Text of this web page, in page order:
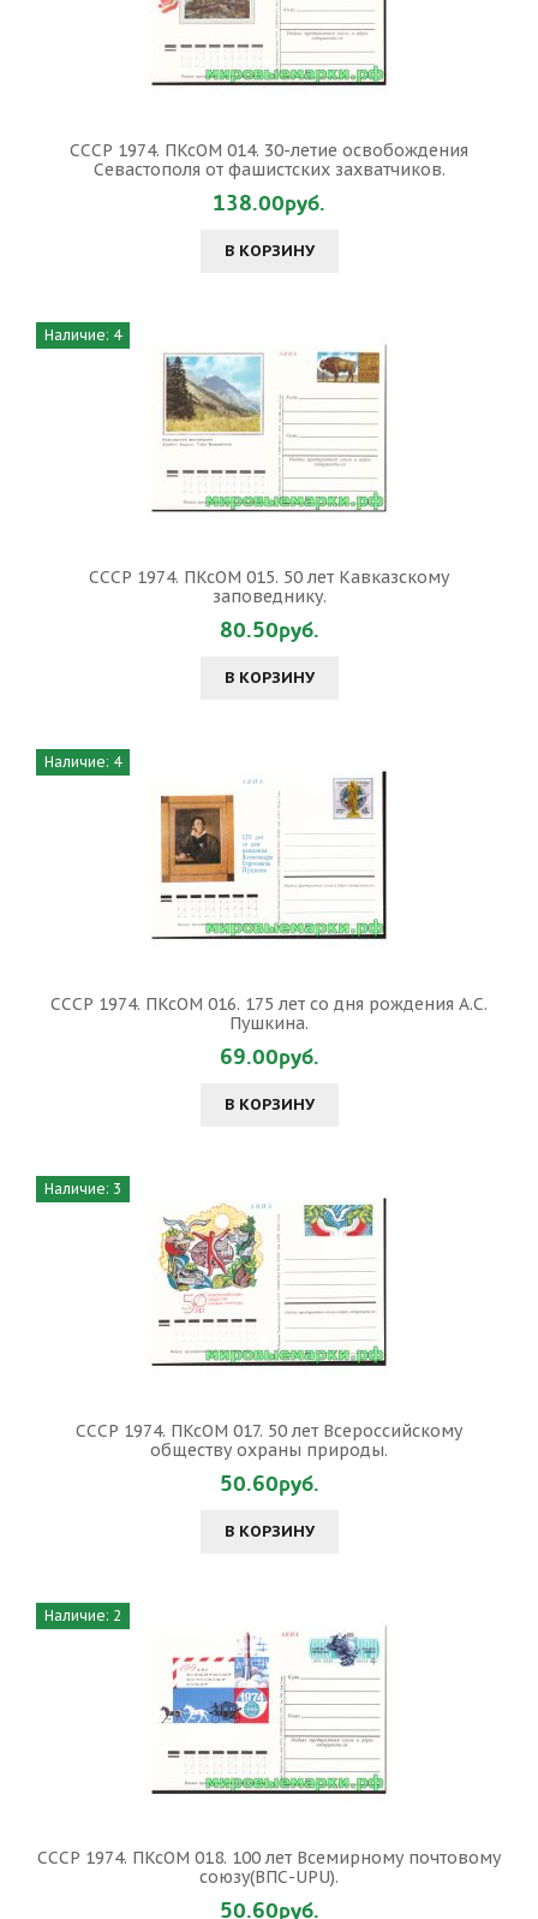
СССР 1974. ПКсОМ 014. 30-летие освобождения
Севастополя от фашистских захватчиков.
138.00руб.
В КОРЗИНУ
Наличие: 4
СССР 1974. ПКсОМ 015. 50 лет Кавказскому
заповеднику.
80.50руб.
В КОРЗИНУ
Наличие: 4
СССР 1974. ПКсОМ 016. 175 лет со дня рождения А.С.
Пушкина.
69.00руб.
В КОРЗИНУ
Наличие: 3
СССР 1974. ПКсОМ 017. 50 лет Всероссийскому
обществу охраны природы.
50.60руб.
В КОРЗИНУ
Наличие: 2
СССР 1974. ПКсОМ 018. 100 лет Всемирному почтовому
союзу(ВПС-UPU).
50.60руб.